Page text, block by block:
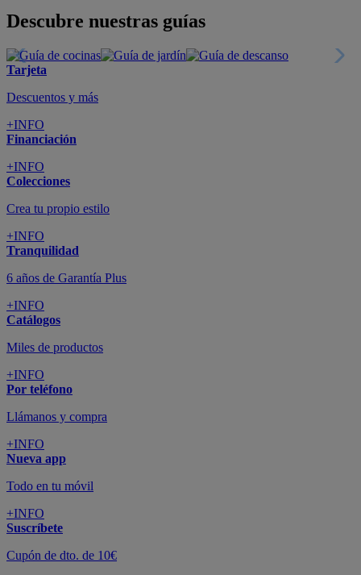
Descubre nuestras guías
Tarjeta
Descuentos y más
+INFO
Financiación
+INFO
Colecciones
Crea tu propio estilo
+INFO
Tranquilidad
6 años de Garantía Plus
+INFO
Catálogos
Miles de productos
+INFO
Por teléfono
Llámanos y compra
+INFO
Nueva app
Todo en tu móvil
+INFO
Suscríbete
Cupón de dto. de 10€